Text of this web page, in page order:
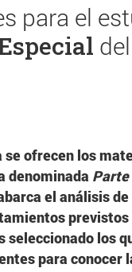
para el
se ofrecen los
denominada Parte
el análisis
previstos
seleccionado los
para conocer